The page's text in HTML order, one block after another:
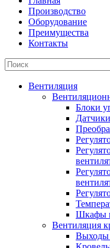
Производство
Оборудование
Преимущества
Контакты
Вентиляция
Блоки
Датчики
Шкафы
Вентиляция
Выходы